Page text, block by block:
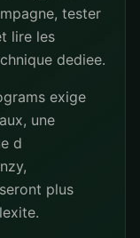
tester
lire les
dediee.
exige
une
d
plus